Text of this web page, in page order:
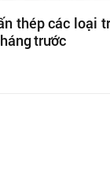
thép các loại
trước